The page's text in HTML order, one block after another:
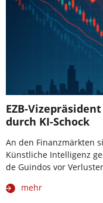
EZB-
durch KI-Schock
An den Finanzmärkten
Künstliche Intelligenz
de Guindos vor
mehr